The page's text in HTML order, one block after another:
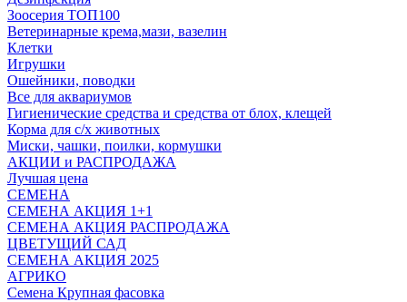
Зоосерия ТОП100
Ветеринарные крема,мази, вазелин
Клетки
Игрушки
Ошейники, поводки
Все для аквариумов
Гигиенические средства и средства от блох, клещей
Корма для с/х животных
Миски, чашки, поилки, кормушки
АКЦИИ и РАСПРОДАЖА
Лучшая цена
СЕМЕНА
СЕМЕНА АКЦИЯ 1+1
СЕМЕНА АКЦИЯ РАСПРОДАЖА
ЦВЕТУЩИЙ САД
СЕМЕНА АКЦИЯ 2025
АГРИКО
Семена Крупная фасовка